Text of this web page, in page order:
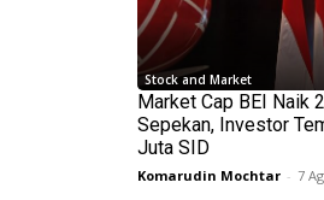
Stock and Market
Market Cap BEI Naik
Sepekan, Investor
Juta SID
Komarudin Mochtar - 7